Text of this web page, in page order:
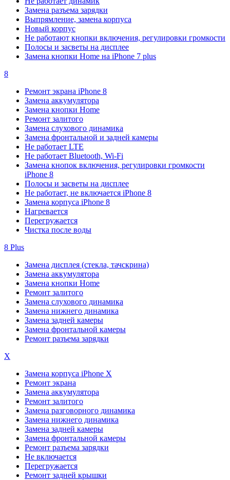
Замена разъема зарядки
Выпрямление, замена корпуса
Новый корпус
Не работают кнопки включения, регулировки громкости
Полосы и засветы на дисплее
Замена кнопки Home на iPhone 7 plus
8
Ремонт экрана iPhone 8
Замена аккумулятора
Замена кнопки Home
Ремонт залитого
Замена слухового динамика
Замена фронтальной и задней камеры
Не работает LTE
Не работает Bluetooth, Wi-Fi
Замена кнопок включения, регулировки громкости
iPhone 8
Полосы и засветы на дисплее
Не работает, не включается iPhone 8
Замена корпуса iPhone 8
Нагревается
Перегружается
Чистка после воды
8 Plus
Замена дисплея (стекла, тачскрина)
Замена аккумулятора
Замена кнопки Home
Ремонт залитого
Замена слухового динамика
Замена нижнего динамика
Замена задней камеры
Замена фронтальной камеры
Ремонт разъема зарядки
X
Замена корпуса iPhone X
Ремонт экрана
Замена аккумулятора
Ремонт залитого
Замена разговорного динамика
Замена нижнего динамика
Замена задней камеры
Замена фронтальной камеры
Ремонт разъема зарядки
Не включается
Перегружается
Ремонт задней крышки